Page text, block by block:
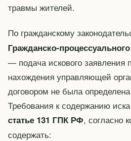
травмы жителей.
По гражданскому
Гражданско-
— подача искового заявления
нахождения управляющей
договором не была
Требования к содержанию
статье 131 ГПК РФ, согласно
содержать: